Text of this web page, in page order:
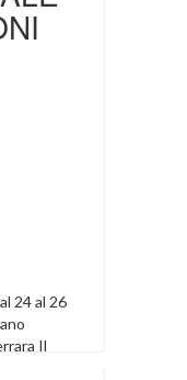
24 al 26
Il